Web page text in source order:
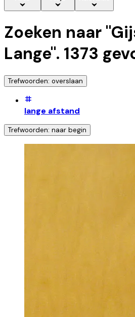
Zoeken naar "
Lange". 1373
Trefwoorden: overslaan
lange afstand
Trefwoorden: naar begin